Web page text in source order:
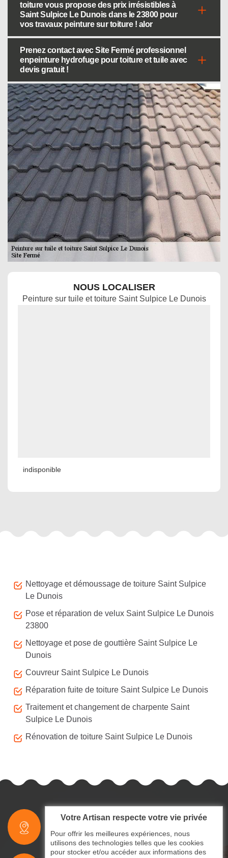
toiture vous propose des prix irrésistibles à
Saint Sulpice Le Dunois dans le 23800 pour
vos travaux peinture sur toiture ! alor
Prenez contact avec Site Fermé professionnel
enpeinture hydrofuge pour toiture et tuile avec
devis gratuit !
NOUS LOCALISER
Peinture sur tuile et toiture Saint Sulpice Le Dunois
indisponible
Nettoyage et démoussage de toiture Saint Sulpice
Le Dunois
Pose et réparation de velux Saint Sulpice Le Dunois
23800
Nettoyage et pose de gouttière Saint Sulpice Le
Dunois
Couvreur Saint Sulpice Le Dunois
Réparation fuite de toiture Saint Sulpice Le Dunois
Traitement et changement de charpente Saint
Sulpice Le Dunois
Rénovation de toiture Saint Sulpice Le Dunois
Votre Artisan respecte votre vie privée
Pour offrir les meilleures expériences, nous
utilisons des technologies telles que les cookies
pour stocker et/ou accéder aux informations des